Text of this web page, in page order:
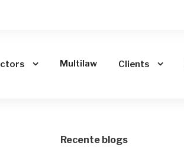
Multilaw Clients
Recente blogs